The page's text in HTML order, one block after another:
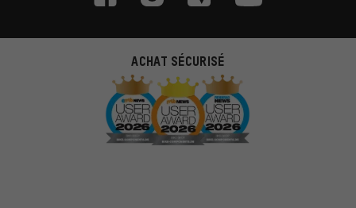
ACHAT SÉCURISÉ